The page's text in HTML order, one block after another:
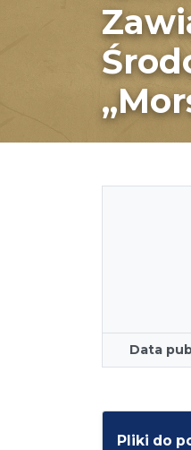
Data
Pliki do